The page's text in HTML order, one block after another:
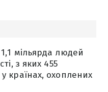
мільярда людей
з яких 455
країнах, охоплених